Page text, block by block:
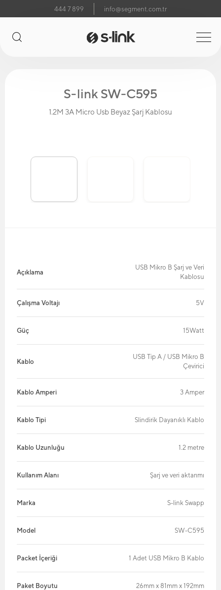
444 7 899 info@segment.com.tr
S-link SW-C595
1.2M 3A Micro Usb Beyaz Şarj Kablosu
Açıklama
USB Mikro B Şarj ve Veri
Kablosu
Çalışma Voltajı 5V
Güç 15Watt
Kablo
USB Tip A / USB Mikro B
Çevirici
Kablo Amperi 3 Amper
Kablo Tipi Slindirik Dayanıklı Kablo
Kablo Uzunluğu 1.2 metre
Kullanım Alanı Şarj ve veri aktarımı
Marka S-link Swapp
Model SW-C595
Packet İçeriği 1 Adet USB Mikro B Kablo
Paket Boyutu 26mm x 81mm x 192mm